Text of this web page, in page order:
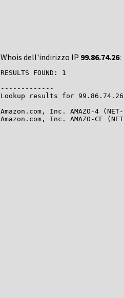
Whois dell'indirizzo IP 99.86.74.26:
RESULTS FOUND: 1
-------------
Lookup results for
Amazon.com, Inc. AMAZO-4
Amazon.com, Inc. AMAZO-CF